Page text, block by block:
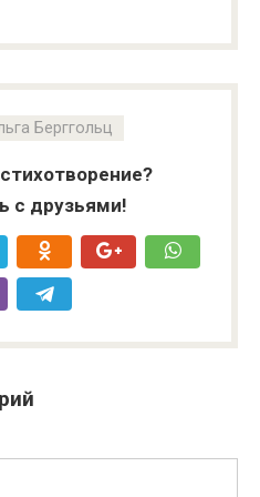
Берггольц
с друзьями!